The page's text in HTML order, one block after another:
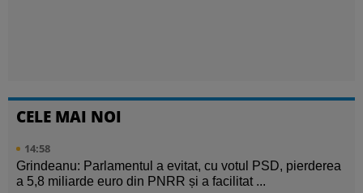
CELE MAI NOI
14:58
Grindeanu: Parlamentul a evitat, cu votul PSD, pierderea
a 5,8 miliarde euro din PNRR și a facilitat ...